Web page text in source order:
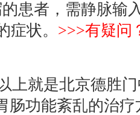
患者，需静脉输
症状。 >>>有疑问
上就是北京德胜
肠功能紊乱的治